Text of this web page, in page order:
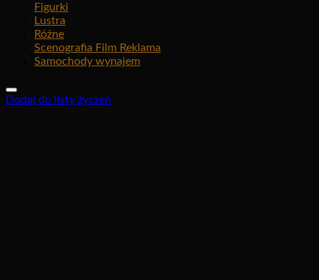
Figurki
Lustra
Różne
Scenografia Film Reklama
Samochody wynajem
Dodaj do listy życzeń